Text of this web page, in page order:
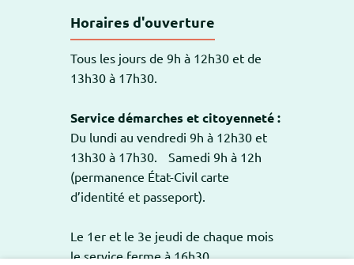
Horaires d'ouverture
Tous les jours de 9h à 12h30 et de
13h30 à 17h30.
Service démarches et citoyenneté :
Du lundi au vendredi 9h à 12h30 et
13h30 à 17h30. Samedi 9h à 12h
(permanence État-Civil carte
d’identité et passeport).
Le 1er et le 3e jeudi de chaque mois
le service ferme à 16h30.